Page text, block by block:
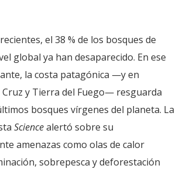
el 38 % de los bosques de
global ya han desaparecido. En ese
la costa patagónica —y en
y Tierra del Fuego— resguarda
bosques vírgenes del planeta. La
Sciencealertó sobre su
amenazas como olas de calor
sobrepesca y deforestación